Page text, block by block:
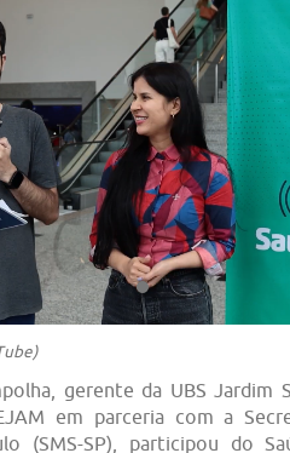
gerente da UBS Jardim
em parceria com a
(SMS-SP), participou do